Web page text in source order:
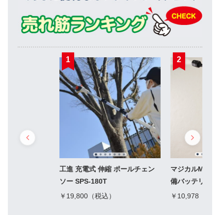
1
工進 充電式 伸縮 ポールチェン
ソー SPS-180T
￥19,800（税込）
2
マジカルMAX
備バッテリー1
￥10,978（税